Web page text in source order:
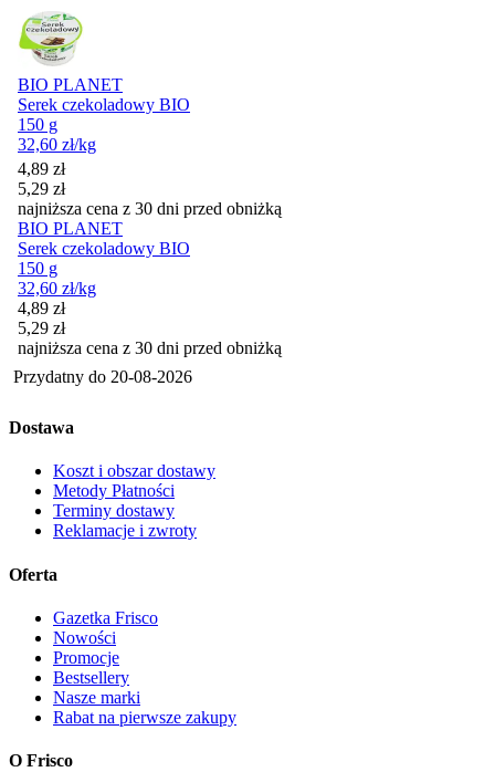
BIO PLANET
Serek czekoladowy BIO
150 g
32,60 zł/kg
Cena promocyjna
4,89 zł
5,29 zł
najniższa cena z 30 dni przed obniżką
BIO PLANET
Serek czekoladowy BIO
150 g
32,60 zł/kg
Cena promocyjna
4,89 zł
5,29 zł
najniższa cena z 30 dni przed obniżką
Przydatny do 20-08-2026
Dostawa
Koszt i obszar dostawy
Metody Płatności
Terminy dostawy
Reklamacje i zwroty
Oferta
Gazetka Frisco
Nowości
Promocje
Bestsellery
Nasze marki
Rabat na pierwsze zakupy
O Frisco